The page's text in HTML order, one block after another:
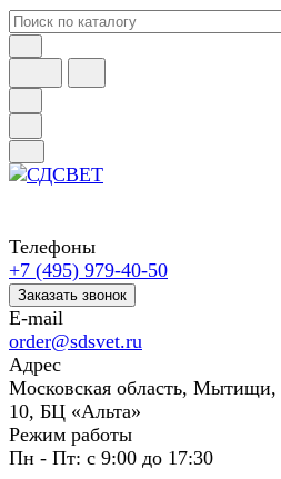
Телефоны
+7 (495) 979-40-50
Заказать звонок
E-mail
order@sdsvet.ru
Адрес
Московская область,
10, БЦ «Альта»
Режим работы
Пн - Пт: с 9:00 до 17:30